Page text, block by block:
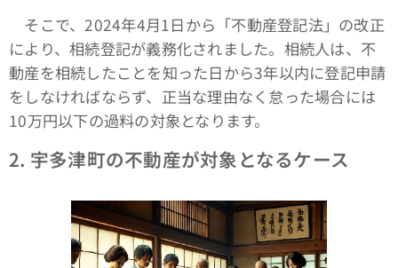
そこで、2024年4月1日から「不動産登記法」の改正
により、相続登記が義務化されました。相続人は、不
動産を相続したことを知った日から3年以内に登記申請
をしなければならず、正当な理由なく怠った場合には
10万円以下の過料の対象となります。
2. 宇多津町の不動産が対象となるケース